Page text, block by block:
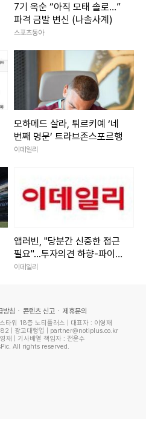
재 및 재배포 금지
공유된 콘텐츠입니다.
7기 옥순 “아직 모태 솔로…”
파격 금발 변신 (나솔사계)
스포츠동아
모하메드 살라, 튀르키예 ‘네
번째 명문’ 트라브존스포르행
이데일리
앱러빈, "당분간 신중한 접근
필요"...투자의견 하향-파이퍼
샌들러
이데일리
방침 콘텐츠 신고 제휴문의
타워 18층 노티플러스 | 대표자 : 이영재
| 광고대행업 | partner@notiplus.co.kr
재 | 기사배열 책임자 : 전윤수
All rights reserved.